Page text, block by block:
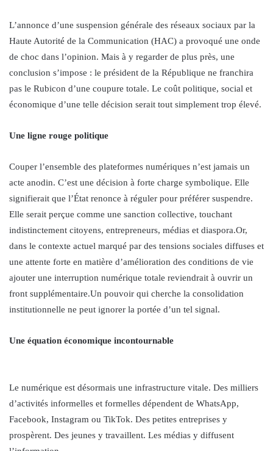
L’annonce d’une suspension générale des réseaux sociaux par la
Haute Autorité de la Communication (HAC) a provoqué une onde
de choc dans l’opinion. Mais à y regarder de plus près, une
conclusion s’impose : le président de la République ne franchira
pas le Rubicon d’une coupure totale. Le coût politique, social et
économique d’une telle décision serait tout simplement trop élevé.
Une ligne rouge politique
Couper l’ensemble des plateformes numériques n’est jamais un
acte anodin. C’est une décision à forte charge symbolique. Elle
signifierait que l’État renonce à réguler pour préférer suspendre.
Elle serait perçue comme une sanction collective, touchant
indistinctement citoyens, entrepreneurs, médias et diaspora.Or,
dans le contexte actuel marqué par des tensions sociales diffuses et
une attente forte en matière d’amélioration des conditions de vie
ajouter une interruption numérique totale reviendrait à ouvrir un
front supplémentaire.Un pouvoir qui cherche la consolidation
institutionnelle ne peut ignorer la portée d’un tel signal.
Une équation économique incontournable
Le numérique est désormais une infrastructure vitale. Des milliers
d’activités informelles et formelles dépendent de WhatsApp,
Facebook, Instagram ou TikTok. Des petites entreprises y
prospèrent. Des jeunes y travaillent. Les médias y diffusent